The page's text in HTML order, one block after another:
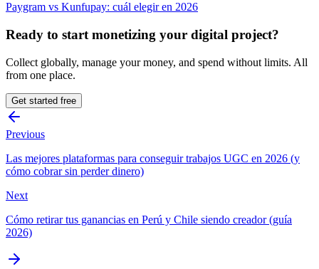
Paygram vs Kunfupay: cuál elegir en 2026
Ready to start monetizing your digital project?
Collect globally, manage your money, and spend without limits. All
from one place.
Get started free
Previous
Las mejores plataformas para conseguir trabajos UGC en 2026 (y
cómo cobrar sin perder dinero)
Next
Cómo retirar tus ganancias en Perú y Chile siendo creador (guía
2026)